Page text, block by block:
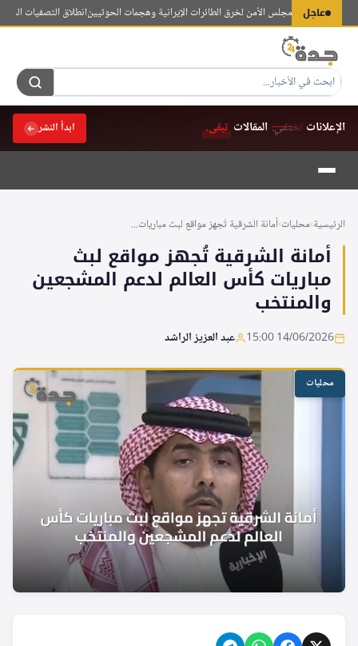
عاجل
يثمّن إدانة مجلس الأمن لخرق الطائرات الإيرانية وهجمات الحوثيينانطلاق التصفيات الختامية
الإعلانات تختفي.المقالات تبقى. ابدأ النشر
التجاوز
المحتوى
الرئيسية›محليات›أمانة الشرقية تُجهز مواقع لبث مباريات...
أمانة الشرقية تُجهز مواقع لبث
مباريات كأس العالم لدعم المشجعين
والمنتخب
14/06/2026 15:00 عبد العزيز الراشد
محليات